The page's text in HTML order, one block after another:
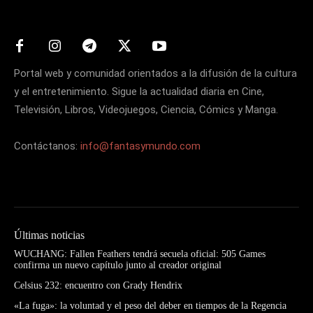
Portal web y comunidad orientados a la difusión de la cultura
y el entretenimiento. Sigue la actualidad diaria en Cine,
Televisión, Libros, Videojuegos, Ciencia, Cómics y Manga.
Contáctanos: info@fantasymundo.com
Últimas noticias
WUCHANG: Fallen Feathers tendrá secuela oficial: 505 Games
confirma un nuevo capítulo junto al creador original
Celsius 232: encuentro con Grady Hendrix
«La fuga»: la voluntad y el peso del deber en tiempos de la Regencia